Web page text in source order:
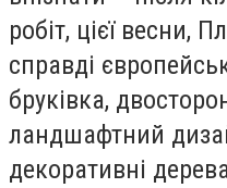
робіт, цієї весни,
справді
бруківка,
ландшафтний
декоративні